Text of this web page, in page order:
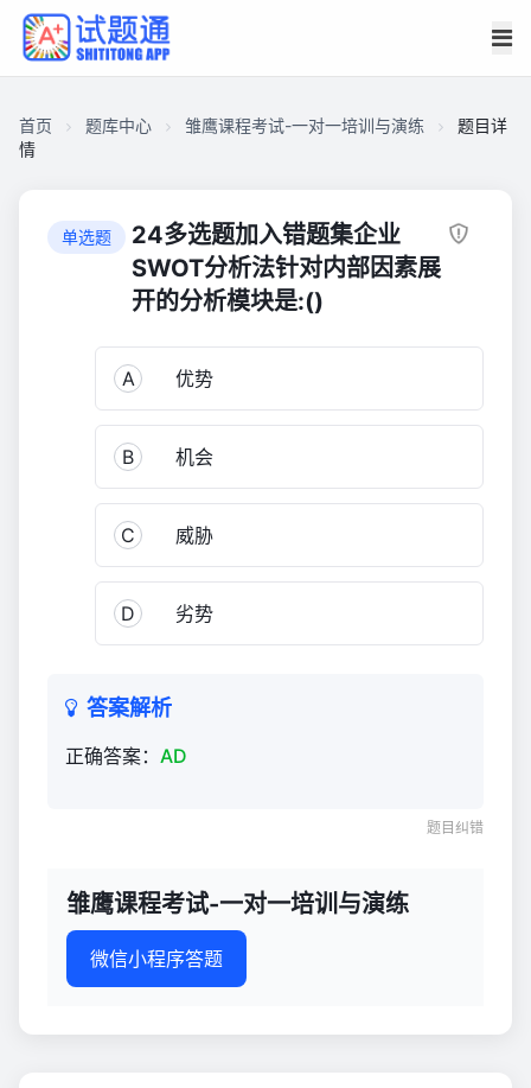
首页 题库中心 雏鹰课程考试-一对一培训与演练
题目详
情
单选题
24多选题加入错题集企业
SWOT分析法针对内部因素展
开的分析模块是:()
A 优势
B 机会
C 威胁
D 劣势
答案解析
正确答案： AD
题目纠错
雏鹰课程考试-一对一培训与演练
微信小程序答题